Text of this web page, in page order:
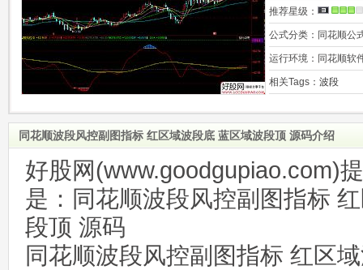
推荐星级：
公式分类： 同花顺公
运行环境： 同花顺软
相关Tags： 波段
同花顺波段风控副图指标 红区域波段底 蓝区域波段顶 源码介绍
好股网(www.goodgupiao.com)
是：同花顺波段风控副图指标
段顶 源码
同花顺波段风控副图指标 红区